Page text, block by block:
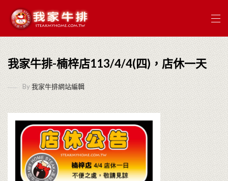
我家牛排-楠梓店113/4/4(四)，店休一天
By我家牛排網站編輯